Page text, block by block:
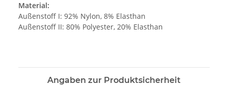
Material:
Außenstoff I: 92% Nylon, 8% Elasthan
Außenstoff II: 80% Polyester, 20% Elasthan
Angaben zur Produktsicherheit